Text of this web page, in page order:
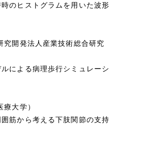
のヒストグラムを用いた波形
究開発法人産業技術総合研究
ルによる病理歩行シミュレーシ
療大学）
囲筋から考える下肢関節の支持